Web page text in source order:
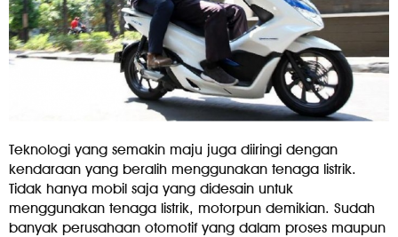
Teknologi yang semakin maju juga diiringi dengan
kendaraan yang beralih menggunakan tenaga listrik.
Tidak hanya mobil saja yang didesain untuk
menggunakan tenaga listrik, motorpun demikian. Sudah
banyak perusahaan otomotif yang dalam proses maupun